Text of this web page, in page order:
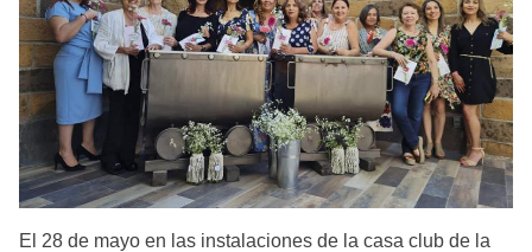
El 28 de mayo en las instalaciones de la casa club de la